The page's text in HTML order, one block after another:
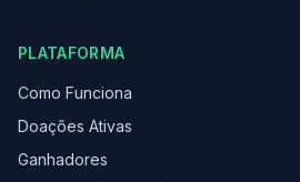
PLATAFORMA
Como Funciona
Doações Ativas
Ganhadores